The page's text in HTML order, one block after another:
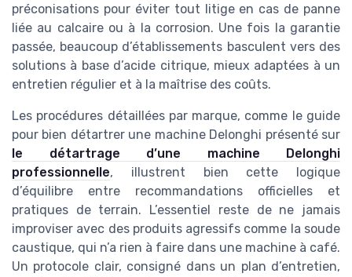
préconisations pour éviter tout litige en cas de panne
liée au calcaire ou à la corrosion. Une fois la garantie
passée, beaucoup d’établissements basculent vers des
solutions à base d’acide citrique, mieux adaptées à un
entretien régulier et à la maîtrise des coûts.
Les procédures détaillées par marque, comme le guide
pour bien détartrer une machine Delonghi présenté sur
le détartrage d’une machine Delonghi
professionnelle, illustrent bien cette logique
d’équilibre entre recommandations officielles et
pratiques de terrain. L’essentiel reste de ne jamais
improviser avec des produits agressifs comme la soude
caustique, qui n’a rien à faire dans une machine à café.
Un protocole clair, consigné dans un plan d’entretien,